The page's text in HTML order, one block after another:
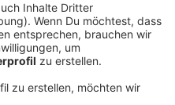
Absolventen,
oder